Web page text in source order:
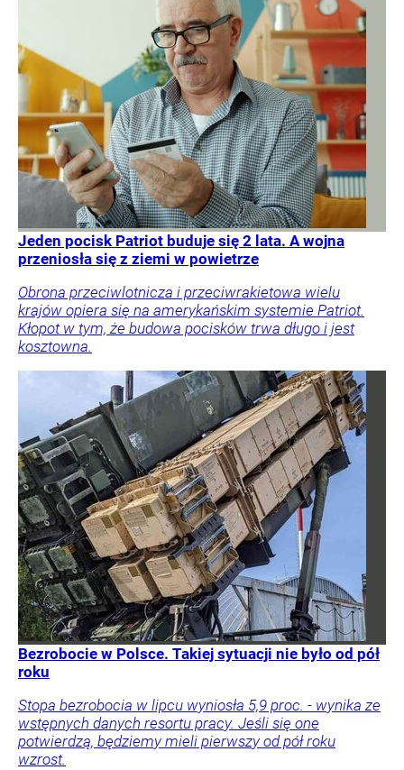
Jeden pocisk Patriot buduje się 2 lata. A wojna
przeniosła się z ziemi w powietrze
Obrona przeciwlotnicza i przeciwrakietowa wielu
krajów opiera się na amerykańskim systemie Patriot.
Kłopot w tym, że budowa pocisków trwa długo i jest
kosztowna.
Bezrobocie w Polsce. Takiej sytuacji nie było od pół
roku
Stopa bezrobocia w lipcu wyniosła 5,9 proc. - wynika ze
wstępnych danych resortu pracy. Jeśli się one
potwierdzą, będziemy mieli pierwszy od pół roku
wzrost.